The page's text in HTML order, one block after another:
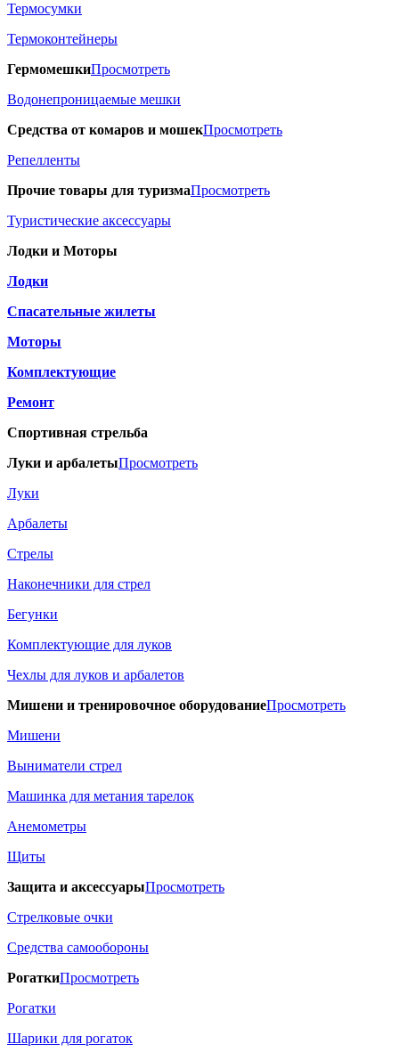
Термосумки
Термоконтейнеры
ГермомешкиПросмотреть
Водонепроницаемые мешки
Средства от комаров и мошекПросмотреть
Репелленты
Прочие товары для туризмаПросмотреть
Туристические аксессуары
Лодки и Моторы
Лодки
Спасательные жилеты
Моторы
Комплектующие
Ремонт
Спортивная стрельба
Луки и арбалетыПросмотреть
Луки
Арбалеты
Стрелы
Наконечники для стрел
Бегунки
Комплектующие для луков
Чехлы для луков и арбалетов
Мишени и тренировочное оборудованиеПросмотреть
Мишени
Выниматели стрел
Машинка для метания тарелок
Анемометры
Щиты
Защита и аксессуарыПросмотреть
Стрелковые очки
Средства самообороны
РогаткиПросмотреть
Рогатки
Шарики для рогаток